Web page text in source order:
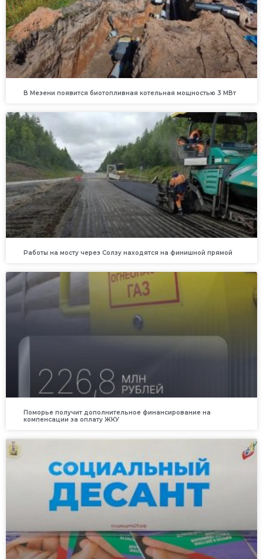
В Мезени появится биотопливная котельная мощностью 3 МВт
Работы на мосту через Солзу находятся на финишной прямой
Поморье получит дополнительное финансирование на
компенсации за оплату ЖКУ